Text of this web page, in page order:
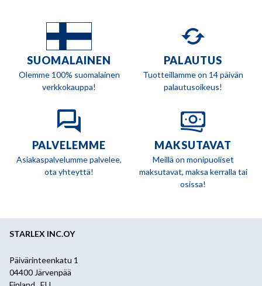
SUOMALAINEN
Olemme 100% suomalainen
verkkokauppa!
PALAUTUS
Tuotteillamme on 14 päivän
palautusoikeus!
PALVELEMME
Asiakaspalvelumme palvelee,
ota yhteyttä!
MAKSUTAVAT
Meillä on monipuoliset
maksutavat, maksa kerralla tai
osissa!
STARLEX INC.OY
Päivärinteenkatu 1
04400 Järvenpää